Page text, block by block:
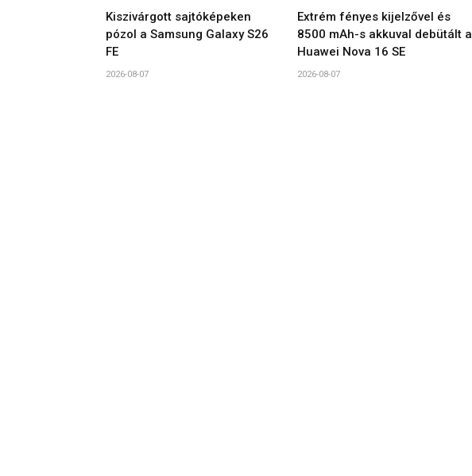
Kiszivárgott sajtóképeken
pózol a Samsung Galaxy S26
FE
2026-08-07
Extrém fényes kijelzővel és
8500 mAh-s akkuval debütált a
Huawei Nova 16 SE
2026-08-07